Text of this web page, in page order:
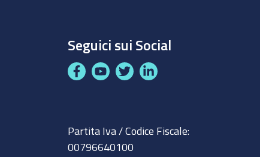
Seguici sui Social
F
b
o
Y
u
b
T
t
L
e
Partita Iva / Codice Fiscale:
00796640100